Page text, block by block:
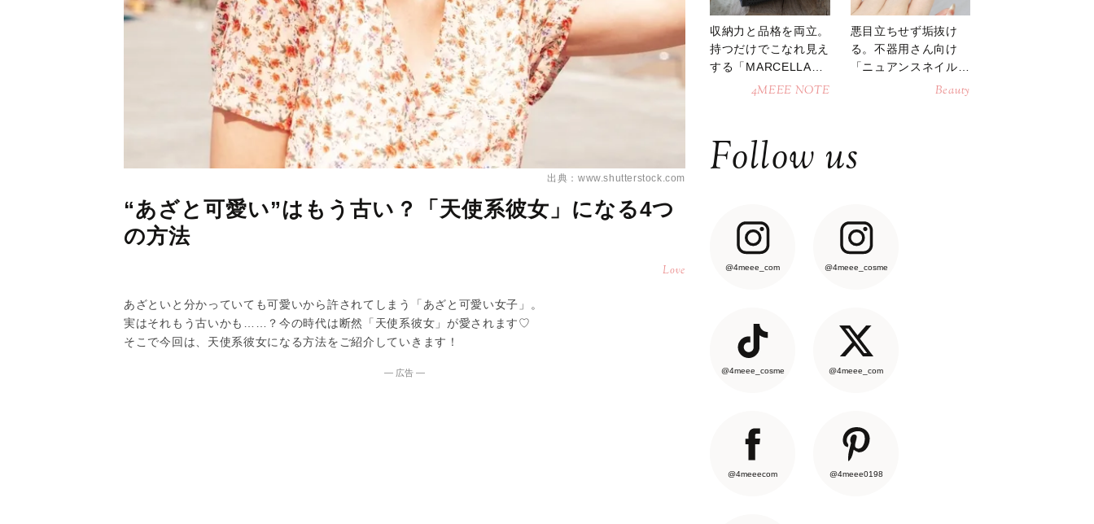
出典：www.shutterstock.com
“あざと可愛い”はもう古い？「天使系彼女」になる4つ
の方法
Love
あざといと分かっていても可愛いから許されてしまう「あざと可愛い女子」。
実はそれもう古いかも……？今の時代は断然「天使系彼女」が愛されます♡
そこで今回は、天使系彼女になる方法をご紹介していきます！
― 広告 ―
収納力と品格を両立。
持つだけでこなれ見え
する「MARCELLAト
ートバッグ」4MEEE NOTE
悪目立ちせず垢抜け
る。不器用さん向け
「ニュアンスネイル」
Beauty
Follow us
@4meee_com @4meee_cosme
@4meee_cosme @4meee_com
@4meeecom @4meee0198